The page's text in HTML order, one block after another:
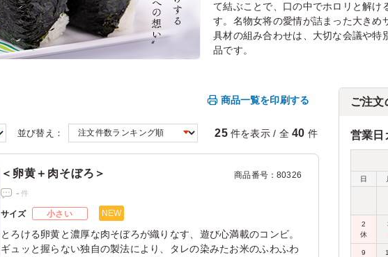
て結ぶことで、口の中でホロリと解け
す。名物女将の愛情が詰まった大きめ
具材の組み合わせは、大切な会議や特
品です。
商品一覧を印刷する
並び替え： 25 件を表示 / 全 40 件
＜卵黄＋肉そぼろ＞ 商品番号：80326
- 件
サイズ 小さい NEW
とろける卵黄と濃厚な肉そぼろが織りなす、遊び心満載のコンビ。
ギュッと握らない独自の製法により、タレの染みたお米のふわふわ
ご注文
営業日
日
2
休
9